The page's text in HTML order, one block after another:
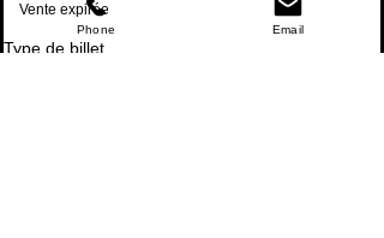
Vente expirée
Type de billet
Phone Email